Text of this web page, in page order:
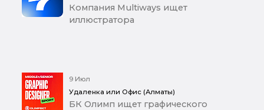
Компания Multiways ищет
иллюстратора
9 Июл
Удаленка или Офис (Алматы)
БК Олимп ищет графического